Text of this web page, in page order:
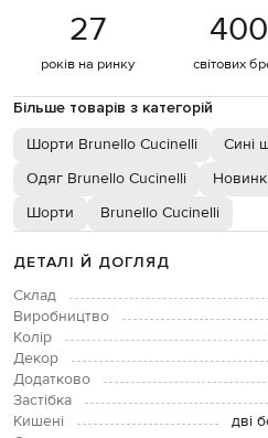
27
років на ринку
400
світових
Більше товарів з категорій
Шорти Brunello Cucinelli
Сині
Одяг Brunello Cucinelli
Шорти
Brunello Cucinelli
ДЕТАЛІ Й ДОГЛЯД
Склад
Виробництво
Колір
Декор
Додатково
Застібка
Кишені
дві